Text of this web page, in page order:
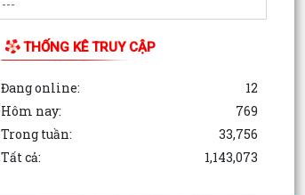
THỐNG KÊ TRUY CẬP
Đang online:
12
Hôm nay:
769
Trong tuần:
33,756
Tất cả:
1,143,073